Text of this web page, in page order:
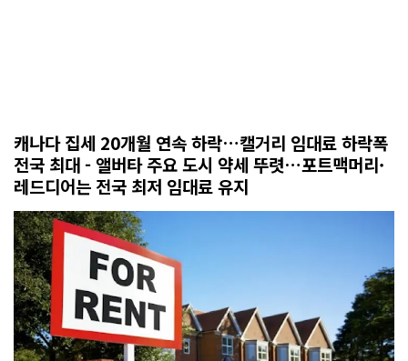
캐나다 집세 20개월 연속 하락…캘거리 임대료 하락폭
전국 최대 - 앨버타 주요 도시 약세 뚜렷…포트맥머리·
레드디어는 전국 최저 임대료 유지